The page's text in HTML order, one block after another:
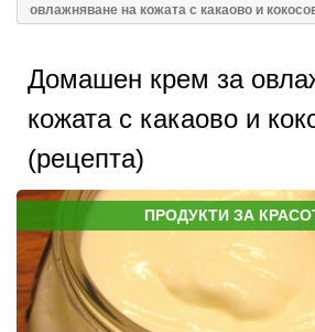
овлажняване на кожата с какаово и
Домашен крем за
кожата с какаово и
(рецепта)
ПРОДУКТИ ЗА